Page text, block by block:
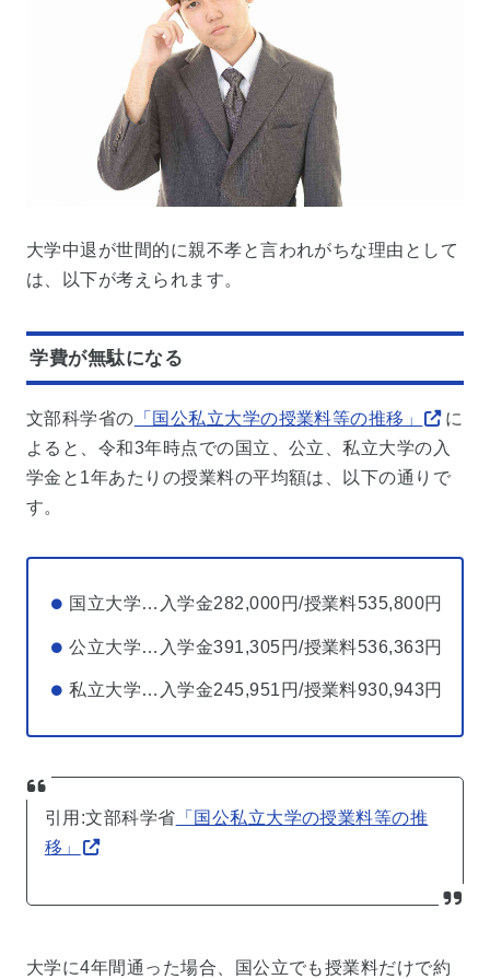
大学中退が世間的に親不孝と言われがちな理由として
は、以下が考えられます。
学費が無駄になる
文部科学省の 「国公私立大学の授業料等の推移」
に
よると、令和3年時点での国立、公立、私立大学の入
学金と1年あたりの授業料の平均額は、以下の通りで
す。
国立大学…入学金282,000円/授業料535,800円
公立大学…入学金391,305円/授業料536,363円
私立大学…入学金245,951円/授業料930,943円
引用:文部科学省 「国公私立大学の授業料等の推
移」
大学に4年間通った場合、国公立でも授業料だけで約